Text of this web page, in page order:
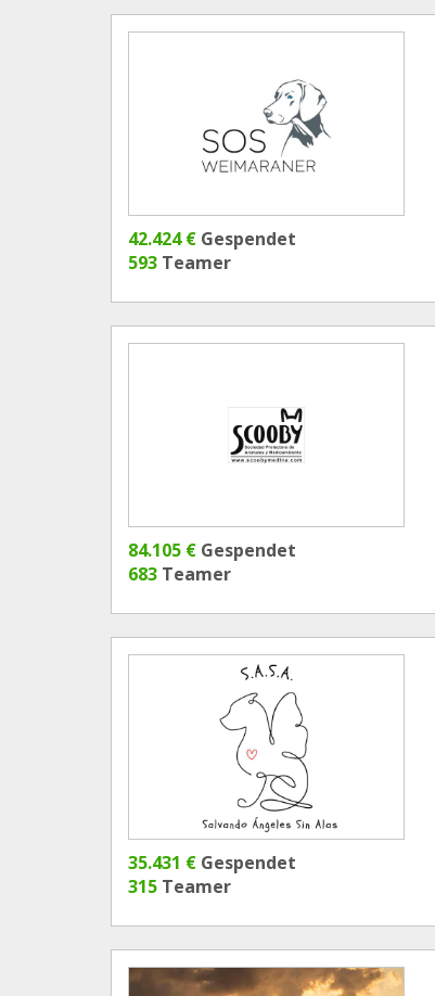
42.424 € Gespendet
593 Teamer
84.105 € Gespendet
683 Teamer
35.431 € Gespendet
315 Teamer